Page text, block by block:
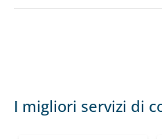
I migliori servizi di